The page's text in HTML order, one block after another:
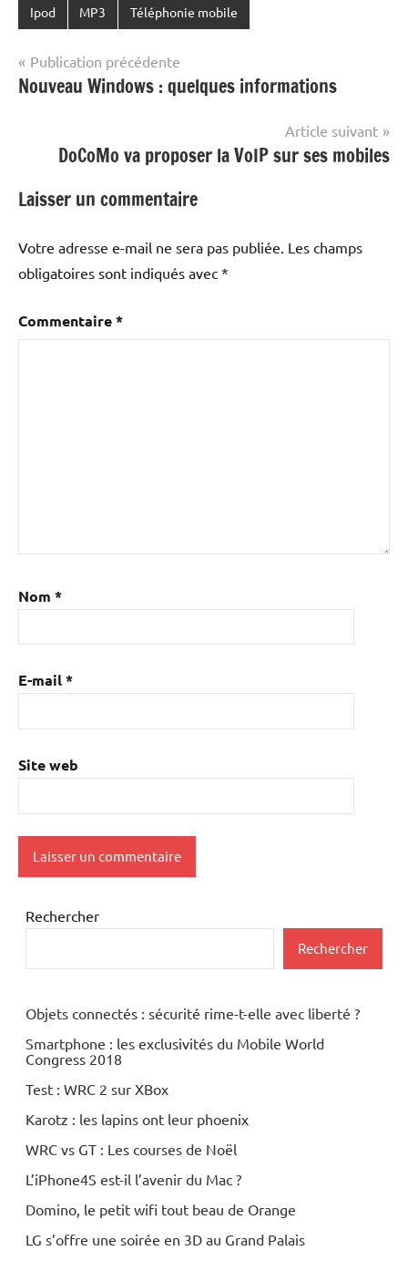
Ipod MP3 Téléphonie mobile
Navigation
de
Publication précédente
Nouveau Windows : quelques informations
Article suivant
DoCoMo va proposer la VoIP sur ses mobiles
Laisser un commentaire
Votre adresse e-mail ne sera pas publiée. Les champs
obligatoires sont indiqués avec *
Commentaire*
Nom *
E-mail*
Site web
Rechercher
Rechercher
Objets connectés : sécurité rime-t-elle avec liberté ?
Smartphone : les exclusivités du Mobile World
Congress 2018
Test : WRC 2 sur XBox
Karotz : les lapins ont leur phoenix
WRC vs GT : Les courses de Noël
L’iPhone4S est-il l’avenir du Mac ?
Domino, le petit wifi tout beau de Orange
LG s’offre une soirée en 3D au Grand Palais